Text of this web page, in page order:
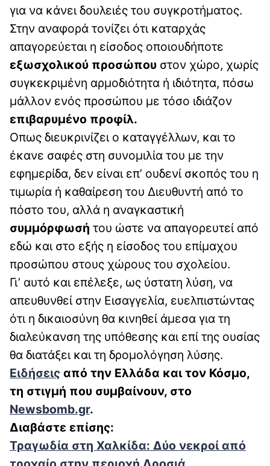
για να κάνει δουλειές του συγκροτήματος.
Στην αναφορά τονίζει ότι καταρχάς
απαγορεύεται η είσοδος οποιουδήποτε
εξωσχολικού προσώπου στον χώρο, χωρίς
συγκεκριμένη αρμοδιότητα ή ιδιότητα, πόσω
μάλλον ενός προσώπου με τόσο ιδιάζον
επιβαρυμένο προφίλ.
Οπως διευκρινίζει ο καταγγέλλων, και το
έκανε σαφές στη συνομιλία του με την
εφημερίδα, δεν είναι επ’ ουδενί σκοπός του η
τιμωρία ή καθαίρεση του Διευθυντή από το
πόστο του, αλλά η αναγκαστική
συμμόρφωσή του ώστε να απαγορευτεί από
εδώ και στο εξής η είσοδος του επίμαχου
προσώπου στους χώρους του σχολείου.
Γι’ αυτό και επέλεξε, ως ύστατη λύση, να
απευθυνθεί στην Εισαγγελία, ευελπιστώντας
ότι η δικαιοσύνη θα κινηθεί άμεσα για τη
διαλεύκανση της υπόθεσης και επί της ουσίας
θα διατάξει και τη δρομολόγηση λύσης.
Ειδήσεις από την Ελλάδα και τον Κόσμο,
τη στιγμή που συμβαίνουν, στο
Newsbomb.gr.
Διαβάστε επίσης:
Τραγωδία στη Χαλκίδα: Δύο νεκροί από